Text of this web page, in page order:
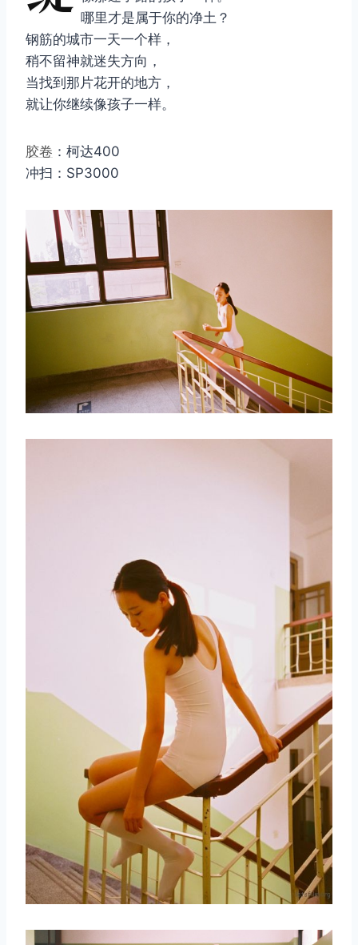
哪里才是属于你的净土？
钢筋的城市一天一个样，
稍不留神就迷失方向，
当找到那片花开的地方，
就让你继续像孩子一样。
胶卷 ：柯达400
冲扫：SP3000